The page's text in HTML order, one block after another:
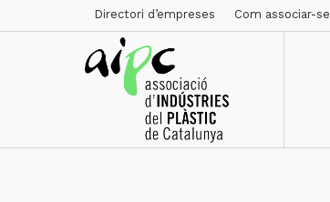
Directori d’empreses Com associar-se